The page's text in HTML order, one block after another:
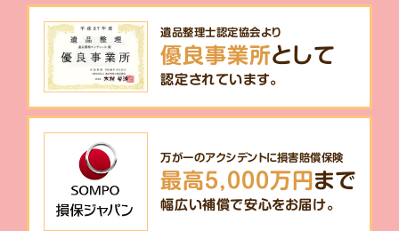
遺品整理士認定協会より
優良事業所として
認定されています。
万が一のアクシデントに損害賠償保険
最高5,000万円まで
幅広い補償で安心をお届け。